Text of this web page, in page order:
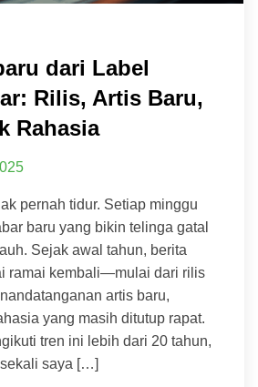
dari Label
Rilis, Artis Baru,
Rahasia
pernah tidur. Setiap minggu
baru yang bikin telinga gatal
Sejak awal tahun, berita
ramai kembali—mulai dari rilis
artis baru,
yang masih ditutup rapat.
tren ini lebih dari 20 tahun,
saya […]